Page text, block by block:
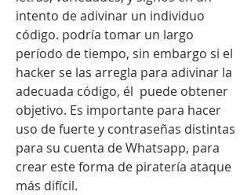
intento de adivinar un individuo
código. podría tomar un largo
período de tiempo, sin embargo si el
hacker se las arregla para adivinar la
adecuada código, él  puede obtener
objetivo. Es importante para hacer
uso de fuerte y contraseñas distintas
para su cuenta de Whatsapp, para
crear este forma de piratería ataque
más difícil.